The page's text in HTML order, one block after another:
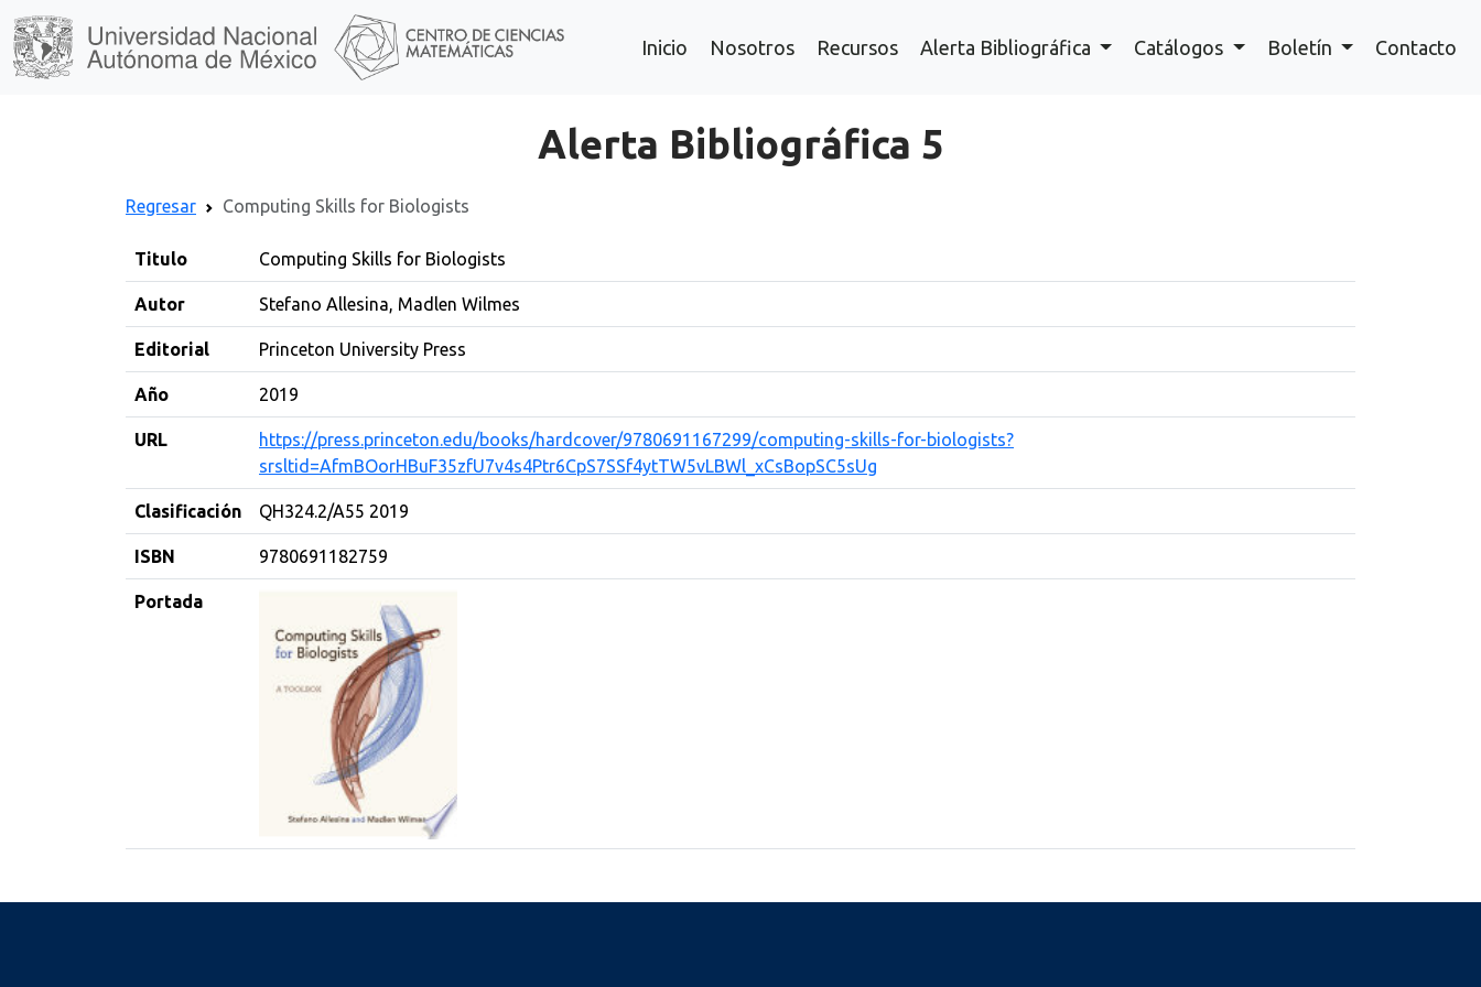
Inicio Nosotros Recursos Alerta Bibliográfica Catálogos Boletín Contacto
Alerta Bibliográfica 5
Regresar Computing Skills for Biologists
Titulo Computing Skills for Biologists
Autor Stefano Allesina, Madlen Wilmes
Editorial Princeton University Press
Año 2019
URL
https://press.princeton.edu/books/hardcover/9780691167299/computing-skills-for-biologists?
srsltid=AfmBOorHBuF35zfU7v4s4Ptr6CpS7SSf4ytTW5vLBWl_xCsBopSC5sUg
Clasificación QH324.2/A55 2019
ISBN 9780691182759
Portada